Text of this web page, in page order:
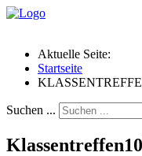
Aktuelle Seite:
Startseite
Suchen ...